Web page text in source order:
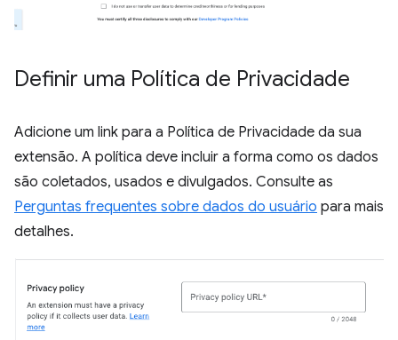
Definir uma Política de Privacidade
Adicione um link para a Política de Privacidade da sua
extensão. A política deve incluir a forma como os dados
são coletados, usados e divulgados. Consulte as
Perguntas frequentes sobre dados do usuário para mais
detalhes.